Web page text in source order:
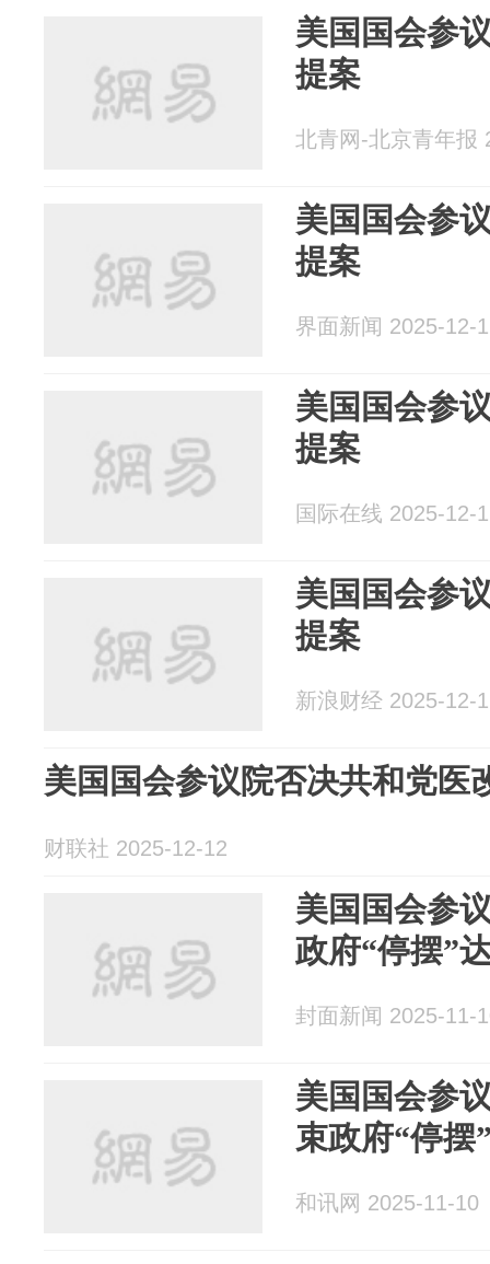
美国国会参
提案
北青网-北京青年报
美国国会参
提案
界面新闻 2025-12-
美国国会参
提案
国际在线 2025-12-
美国国会参
提案
新浪财经 2025-12-
美国国会参议院否决共和党医
财联社 2025-12-12
美国国会参
政府“停摆”
封面新闻 2025-11-
美国国会参
束政府“停摆
和讯网 2025-11-10